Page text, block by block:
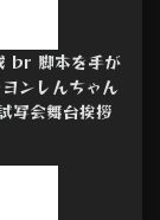
br 脚本を手が
ンしんちゃん
写会舞台挨拶